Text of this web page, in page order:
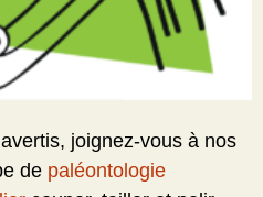
joignez-vous à nos
de paléontologie